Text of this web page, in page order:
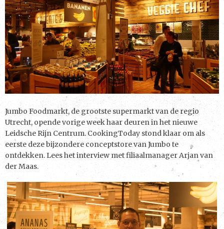
Jumbo Foodmarkt, de grootste supermarkt van de regio
Utrecht, opende vorige week haar deuren in het nieuwe
Leidsche Rijn Centrum. CookingToday stond klaar om als
eerste deze bijzondere conceptstore van Jumbo te
ontdekken. Lees het interview met filiaalmanager Arjan van
der Maas.